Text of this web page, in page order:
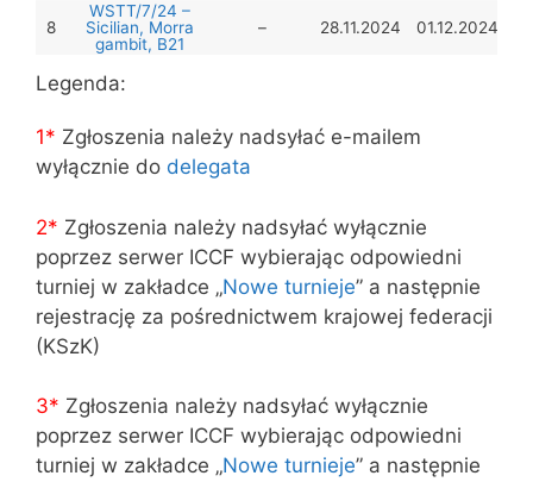
8
WSTT/7/24 –
Sicilian, Morra
gambit, B21
– 28.11.2024 01.12.2024
Legenda:
1* Zgłoszenia należy nadsyłać e-mailem
wyłącznie do delegata
2* Zgłoszenia należy nadsyłać wyłącznie
poprzez serwer ICCF wybierając odpowiedni
turniej w zakładce „Nowe turnieje” a następnie
rejestrację za pośrednictwem krajowej federacji
(KSzK)
3* Zgłoszenia należy nadsyłać wyłącznie
poprzez serwer ICCF wybierając odpowiedni
turniej w zakładce „Nowe turnieje” a następnie